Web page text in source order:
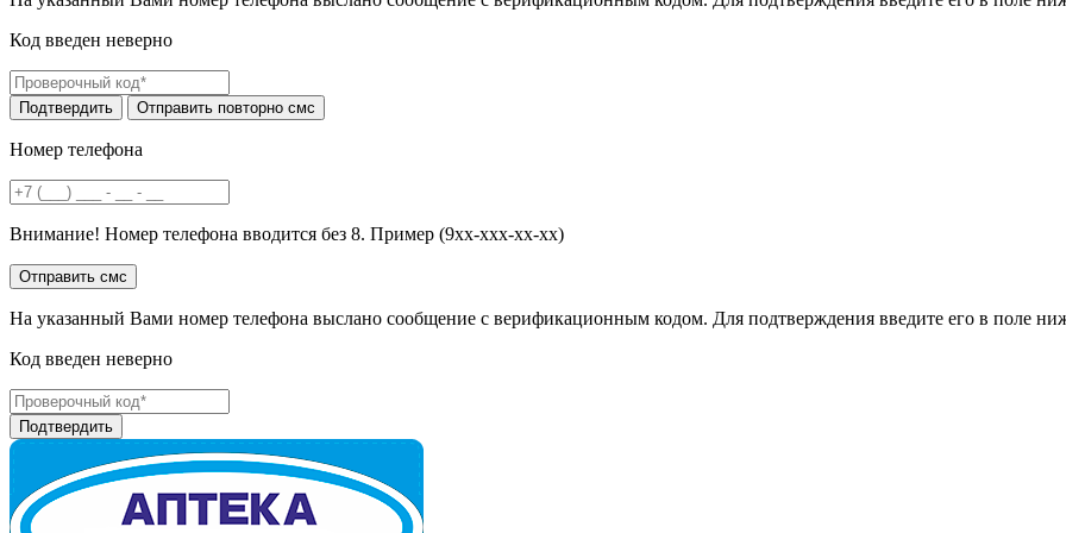
Код введен неверно
Номер телефона
Внимание! Номер телефона вводится без 8. Пример (9хх-ххх-хх-хх)
На указанный Вами номер телефона выслано сообщение с верификационным кодом. Для подтверждения введите его в поле
Код введен неверно